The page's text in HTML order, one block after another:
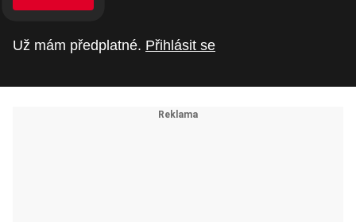
Už mám předplatné. Přihlásit se